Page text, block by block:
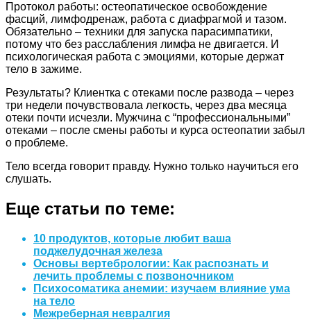
Протокол работы: остеопатическое освобождение
фасций, лимфодренаж, работа с диафрагмой и тазом.
Обязательно – техники для запуска парасимпатики,
потому что без расслабления лимфа не двигается. И
психологическая работа с эмоциями, которые держат
тело в зажиме.
Результаты? Клиентка с отеками после развода – через
три недели почувствовала легкость, через два месяца
отеки почти исчезли. Мужчина с “профессиональными”
отеками – после смены работы и курса остеопатии забыл
о проблеме.
Тело всегда говорит правду. Нужно только научиться его
слушать.
Еще статьи по теме:
10 продуктов, которые любит ваша
поджелудочная железа
Основы вертебрологии: Как распознать и
лечить проблемы с позвоночником
Психосоматика анемии: изучаем влияние ума
на тело
Межреберная невралгия